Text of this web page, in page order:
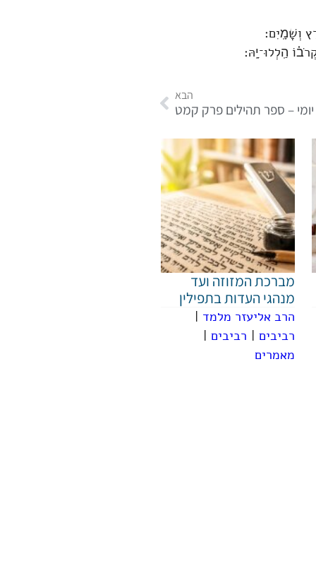
וְשָׁמָֽיִם׃
הַֽלְלוּ־יָֽהּ׃
הבא
– ספר תהילים פרק קמט
מברכת המזוזה ועד
מנהגי העדות בתפילין
הרב אליעזר מלמד |
רביבים | רביבים |
מאמרים